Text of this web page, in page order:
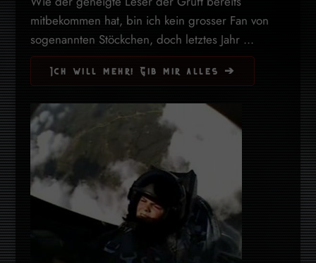
mitbekommen hat, bin ich kein grosser Fan von
sogenannten Stöckchen, doch letztes Jahr ...
Ich will mehr! Gib mir alles ➔